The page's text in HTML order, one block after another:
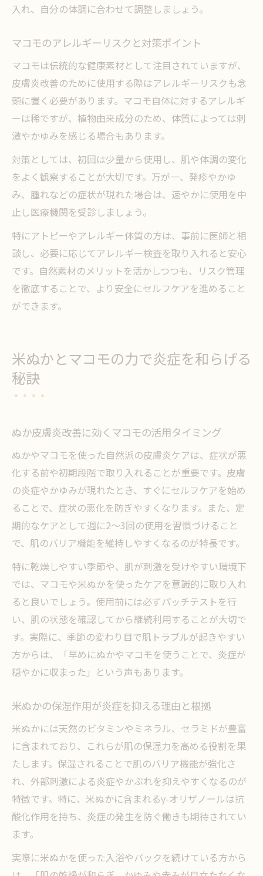
入れ、自分の体調に合わせて調整しましょう。
マコモのアレルギーリスクと対策ポイント
マコモは伝統的な健康素材として注目されていますが、
皮膚炎改善のために使用する際はアレルギーリスクも念
頭に置く必要があります。マコモ自体に対するアレルギ
ーは稀ですが、植物由来成分のため、体質によっては刺
激やかゆみを感じる場合もあります。
対策としては、初回は少量から使用し、肌や体調の変化
をよく観察することが大切です。万が一、発疹やかゆ
み、腫れなどの症状が現れた場合は、速やかに使用を中
止し医療機関を受診しましょう。
特にアトピーやアレルギー体質の方は、事前に医師と相
談し、必要に応じてアレルギー検査を取り入れると安心
です。自然素材のメリットを活かしつつも、リスク管理
を徹底することで、より安全にセルフケアを進めること
ができます。
米ぬかとマコモの力で炎症を和らげる
秘訣
ぬか皮膚炎改善に効くマコモの活用タイミング
ぬかやマコモを使った自然派の皮膚炎ケアは、症状が悪
化する前や初期段階で取り入れることが重要です。皮膚
の炎症やかゆみが現れたとき、すぐにセルフケアを始め
ることで、症状の悪化を防ぎやすくなります。また、定
期的なケアとして週に2〜3回の使用を習慣づけること
で、肌のバリア機能を維持しやすくなるのが特長です。
特に乾燥しやすい季節や、肌が刺激を受けやすい環境下
では、マコモや米ぬかを使ったケアを意識的に取り入れ
ると良いでしょう。使用前には必ずパッチテストを行
い、肌の状態を確認してから継続利用することが大切で
す。実際に、季節の変わり目で肌トラブルが起きやすい
方からは、「早めにぬかやマコモを使うことで、炎症が
穏やかに収まった」という声もあります。
米ぬかの保湿作用が炎症を抑える理由と根拠
米ぬかには天然のビタミンやミネラル、セラミドが豊富
に含まれており、これらが肌の保湿力を高める役割を果
たします。保湿されることで肌のバリア機能が強化さ
れ、外部刺激による炎症やかぶれを抑えやすくなるのが
特徴です。特に、米ぬかに含まれるγ-オリザノールは抗
酸化作用を持ち、炎症の発生を防ぐ働きも期待されてい
ます。
実際に米ぬかを使った入浴やパックを続けている方から